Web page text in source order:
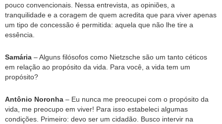
pouco convencionais. Nessa entrevista, as opiniões, a
tranquilidade e a coragem de quem acredita que para viver apenas
um tipo de concessão é permitida: aquela que não lhe tire a
essência.
Samária – Alguns filósofos como Nietzsche são um tanto céticos
em relação ao propósito da vida. Para você, a vida tem um
propósito?
Antônio Noronha – Eu nunca me preocupei com o propósito da
vida, me preocupo em viver! Para isso estabeleci algumas
condições. Primeiro: devo ser um cidadão. Busco intervir na